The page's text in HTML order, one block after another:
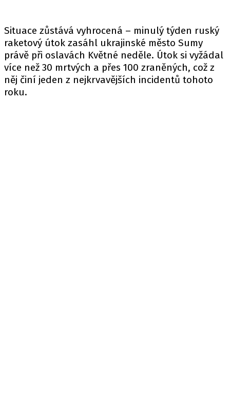
Situace zůstává vyhrocená – minulý týden ruský
raketový útok zasáhl ukrajinské město Sumy
právě při oslavách Květné neděle. Útok si vyžádal
více než 30 mrtvých a přes 100 zraněných, což z
něj činí jeden z nejkrvavějších incidentů tohoto
roku.